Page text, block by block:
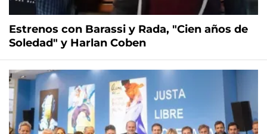
Estrenos con Barassi y Rada, "Cien años de
Soledad" y Harlan Coben